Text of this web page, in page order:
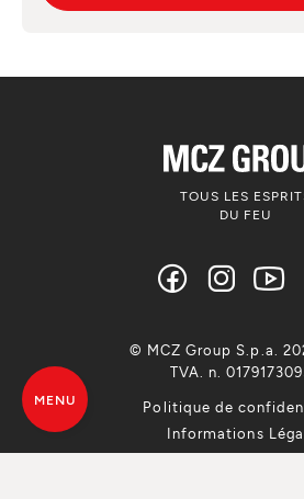
TOUS LES
DU FEU
Politique de
Informations
© MCZ Group S.p.a.
TVA. n.
MENU